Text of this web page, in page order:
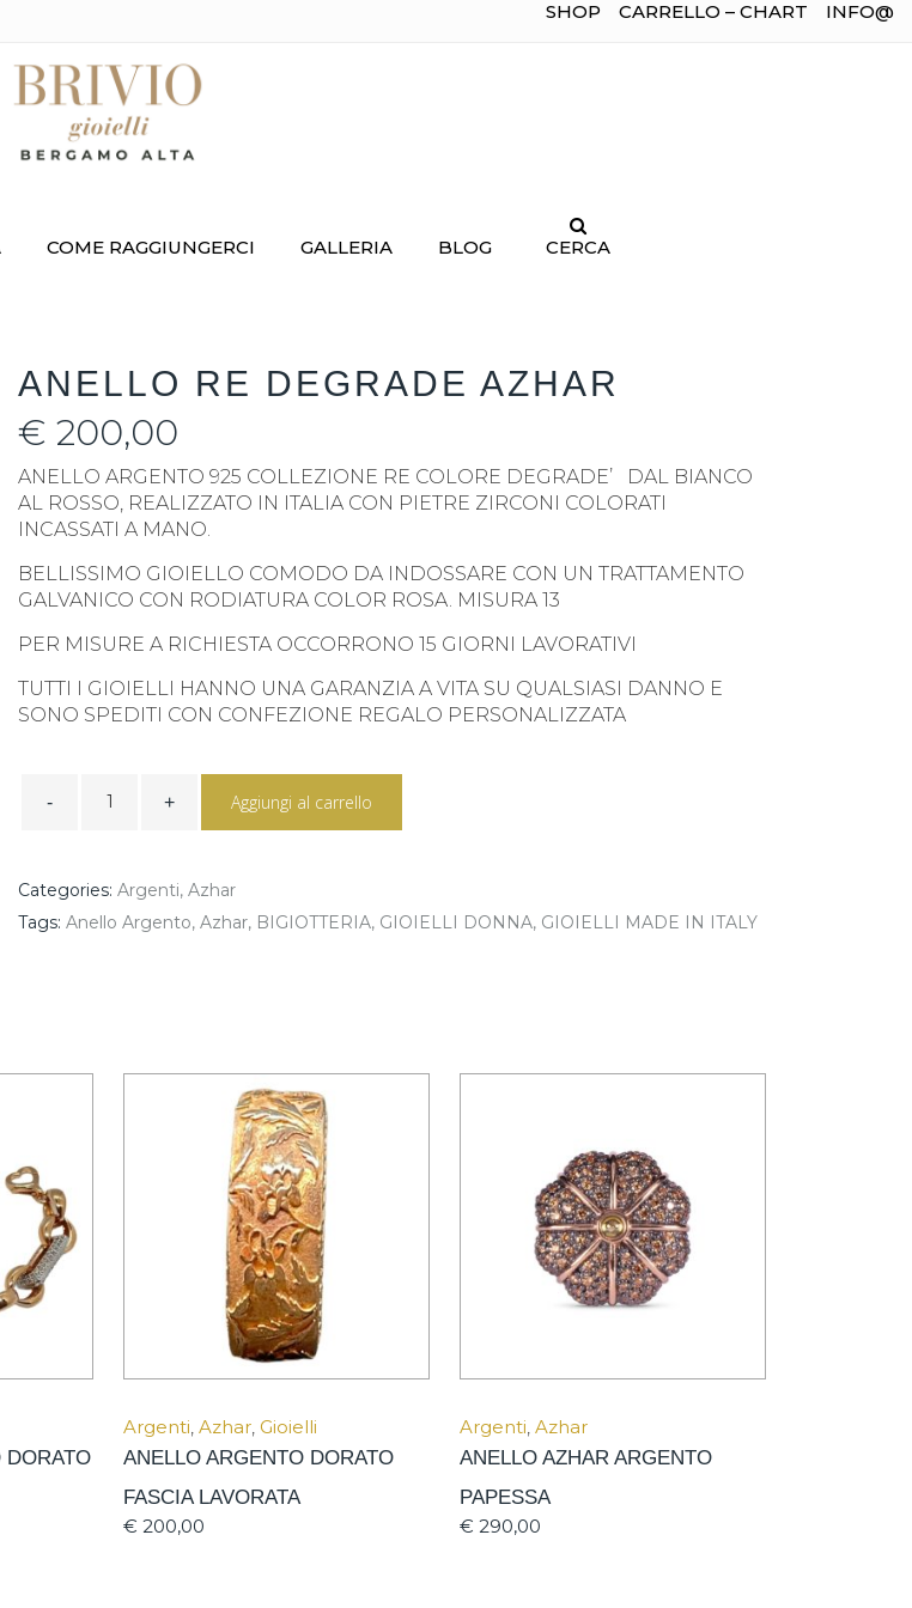
SHOP CARRELLO – CHART INFO@
COME RAGGIUNGERCI GALLERIA BLOG CERCA
ANELLO RE DEGRADE AZHAR
€ 200,00
ANELLO ARGENTO 925 COLLEZIONE RE COLORE DEGRADE’ DAL BIANCO
AL ROSSO, REALIZZATO IN ITALIA CON PIETRE ZIRCONI COLORATI
INCASSATI A MANO.
BELLISSIMO GIOIELLO COMODO DA INDOSSARE CON UN TRATTAMENTO
GALVANICO CON RODIATURA COLOR ROSA. MISURA 13
PER MISURE A RICHIESTA OCCORRONO 15 GIORNI LAVORATIVI
TUTTI I GIOIELLI HANNO UNA GARANZIA A VITA SU QUALSIASI DANNO E
SONO SPEDITI CON CONFEZIONE REGALO PERSONALIZZATA
RE
Aggiungi al carrello
Categories: Argenti, Azhar
Tags: Anello Argento, Azhar, BIGIOTTERIA, GIOIELLI DONNA, GIOIELLI MADE IN ITALY
DORATO
Argenti, Azhar, Gioielli
ANELLO ARGENTO DORATO
FASCIA LAVORATA
€ 200,00
Argenti, Azhar
ANELLO AZHAR ARGENTO
PAPESSA
€ 290,00